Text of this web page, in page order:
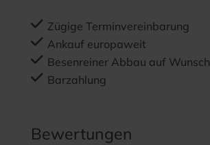
Zügige Terminvereinbarung
Ankauf europaweit
Besenreiner Abbau auf Wunsch
Barzahlung
Bewertungen